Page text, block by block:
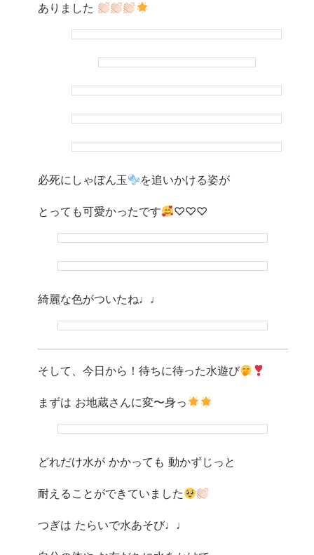
ありました
必死にしゃぼん玉 を追いかける姿が
とっても可愛かったです ♡♡♡
綺麗な色がついたね♩♩
そして、今日から！待ちに待った水遊び
まずは お地蔵さんに変〜身っ
どれだけ水が かかっても 動かずじっと
耐えることができていました
つぎは たらいで水あそび♩♩